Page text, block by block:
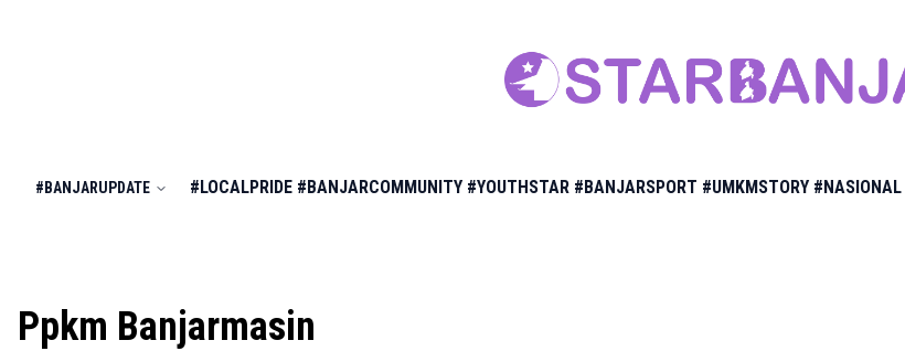
#BANJARUPDATE #LOCALPRIDE #BANJARCOMMUNITY #YOUTHSTAR #BANJARSPORT #UMKMSTORY #NASIONAL
Ppkm Banjarmasin